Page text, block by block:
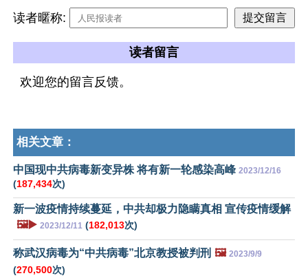
读者暱称:
读者留言
欢迎您的留言反馈。
相关文章：
中国现中共病毒新变异株 将有新一轮感染高峰 2023/12/16
(187,434次)
新一波疫情持续蔓延，中共却极力隐瞒真相 宣传疫情缓解
🖼️▶️ 2023/12/11 (182,013次)
称武汉病毒为“中共病毒”北京教授被判刑 🖼️ 2023/9/9
(270,500次)